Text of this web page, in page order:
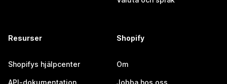
Resurser
Shopifys hjälpcenter
Shopify
Om